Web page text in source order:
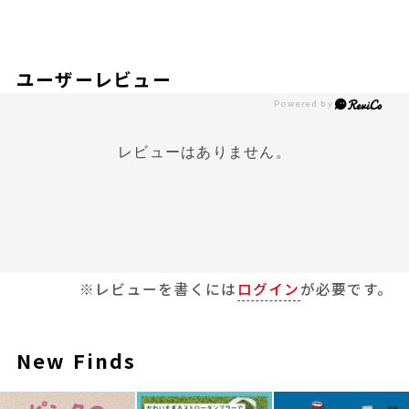
ユーザーレビュー
レビューはありません。
※レビューを書くには ログインが必要です。
New Finds